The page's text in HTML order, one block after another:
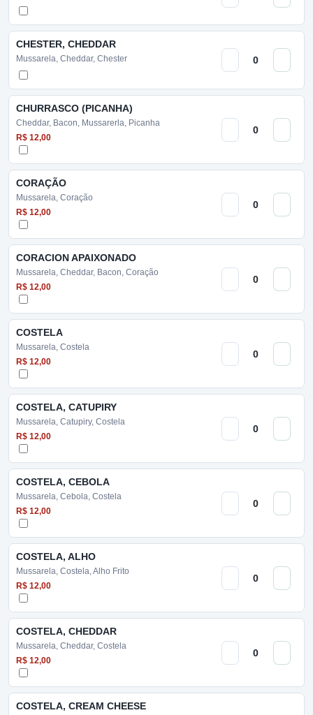
CHESTER, CHEDDAR
Mussarela, Cheddar, Chester
CHURRASCO (PICANHA)
Cheddar, Bacon, Mussarerla, Picanha
R$ 12,00
CORAÇÃO
Mussarela, Coração
R$ 12,00
CORACION APAIXONADO
Mussarela, Cheddar, Bacon, Coração
R$ 12,00
COSTELA
Mussarela, Costela
R$ 12,00
COSTELA, CATUPIRY
Mussarela, Catupiry, Costela
R$ 12,00
COSTELA, CEBOLA
Mussarela, Cebola, Costela
R$ 12,00
COSTELA, ALHO
Mussarela, Costela, Alho Frito
R$ 12,00
COSTELA, CHEDDAR
Mussarela, Cheddar, Costela
R$ 12,00
COSTELA, CREAM CHEESE